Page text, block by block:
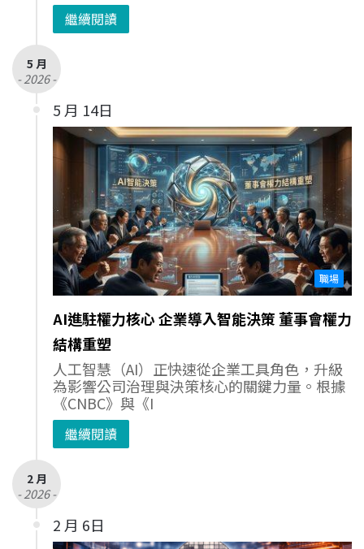
繼續閱讀
5 月
- 2026 -
5 月 14日
職場
AI進駐權力核心 企業導入智能決策 董事會權力
結構重塑
人工智慧（AI）正快速從企業工具角色，升級
為影響公司治理與決策核心的關鍵力量。根據
《CNBC》與《I
繼續閱讀
2 月
- 2026 -
2 月 6日